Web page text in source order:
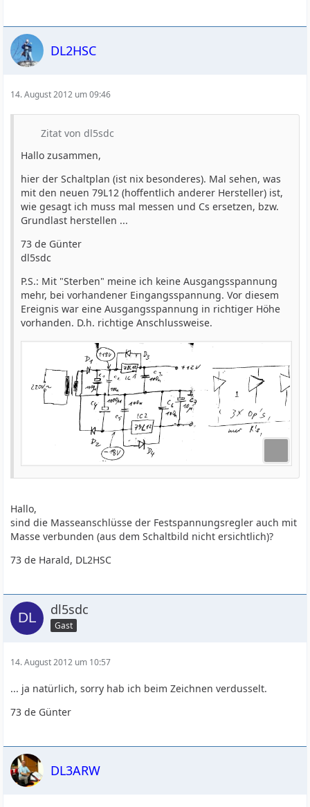
DL2HSC
14. August 2012 um 09:46
Zitat von dl5sdc
Hallo zusammen,
hier der Schaltplan (ist nix besonderes). Mal sehen, was
mit den neuen 79L12 (hoffentlich anderer Hersteller) ist,
wie gesagt ich muss mal messen und Cs ersetzen, bzw.
Grundlast herstellen ...
73 de Günter
dl5sdc
P.S.: Mit "Sterben" meine ich keine Ausgangsspannung
mehr, bei vorhandener Eingangsspannung. Vor diesem
Ereignis war eine Ausgangsspannung in richtiger Höhe
vorhanden. D.h. richtige Anschlussweise.
Hallo,
sind die Masseanschlüsse der Festspannungsregler auch mit
Masse verbunden (aus dem Schaltbild nicht ersichtlich)?
73 de Harald, DL2HSC
dl5sdc
Gast
14. August 2012 um 10:57
... ja natürlich, sorry hab ich beim Zeichnen verdusselt.
73 de Günter
DL3ARW